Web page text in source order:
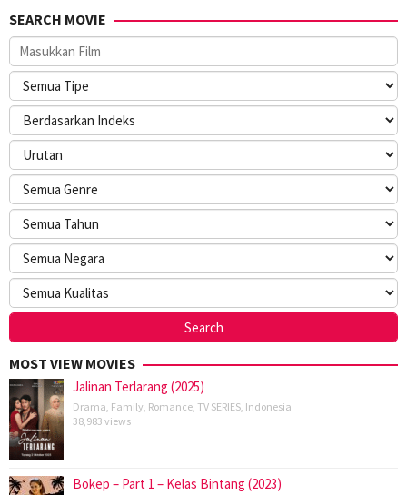
SEARCH MOVIE
MOST VIEW MOVIES
Jalinan Terlarang (2025)
Drama Family Romance TV SERIES Indonesia
38,983 views
Bokep – Part 1 – Kelas Bintang (2023)